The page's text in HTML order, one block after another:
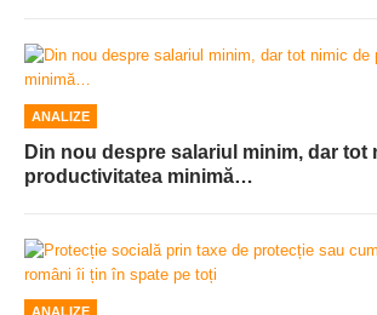
ANALIZE
Din nou despre salariul minim, dar tot
productivitatea minimă…
ANALIZE